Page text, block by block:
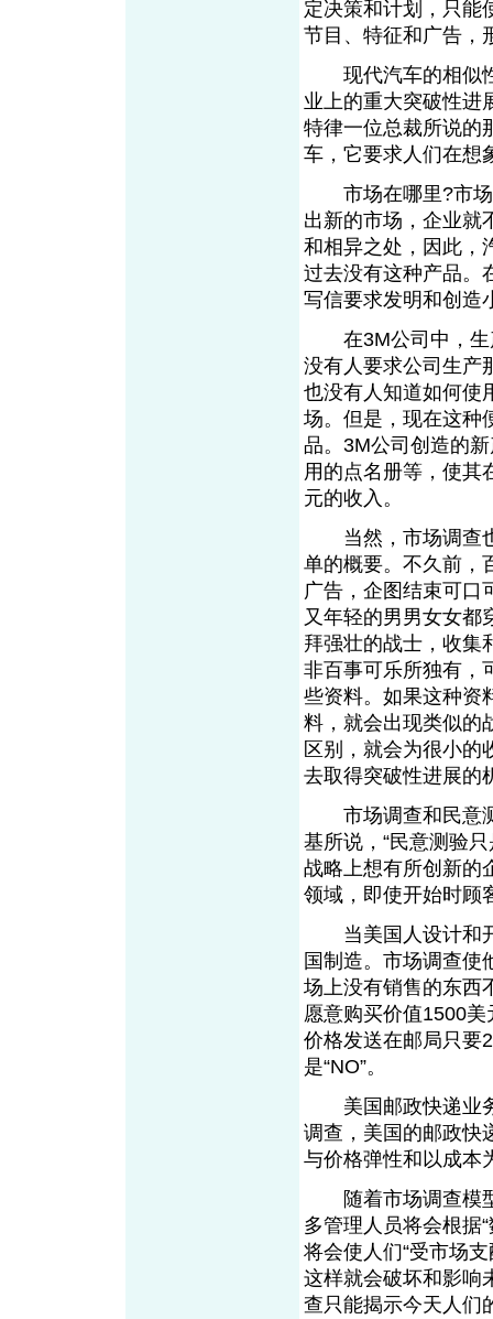
定决策和计划，只能
节目、特征和广告，
现代汽车的相似性
业上的重大突破性进
特律一位总裁所说的
车，它要求人们在想
市场在哪里?市场
出新的市场，企业就
和相异之处，因此，
过去没有这种产品。
写信要求发明和创造
在3M公司中，生
没有人要求公司生产
也没有人知道如何使
场。但是，现在这种
品。3M公司创造的
用的点名册等，使其
元的收入。
当然，市场调查也
单的概要。不久前，
广告，企图结束可口
又年轻的男男女女都
拜强壮的战士，收集
非百事可乐所独有，
些资料。如果这种资
料，就会出现类似的
区别，就会为很小的
去取得突破性进展的
市场调查和民意测
基所说，“民意测验
战略上想有所创新的
领域，即使开始时顾
当美国人设计和开
国制造。市场调查使
场上没有销售的东西
愿意购买价值1500
价格发送在邮局只要
是“NO”。
美国邮政快递业务
调查，美国的邮政快
与价格弹性和以成本
随着市场调查模型
多管理人员将会根据
将会使人们“受市场
这样就会破坏和影响
查只能揭示今天人们